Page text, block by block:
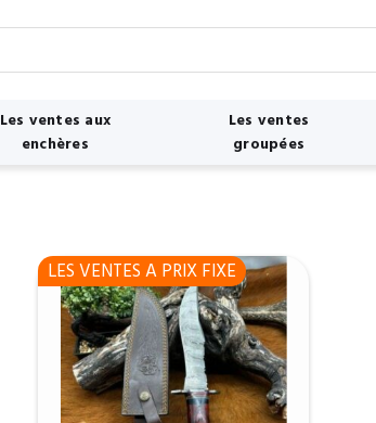
Les ventes aux
enchères
Les ventes
groupées
LES VENTES A PRIX FIXE